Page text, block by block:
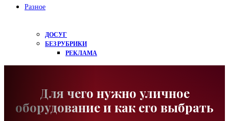
Разное
ДОСУГ
БЕЗ РУБРИКИ
РЕКЛАМА
Для чего нужно уличное
оборудование и как его выбрать